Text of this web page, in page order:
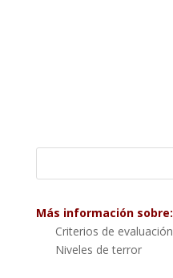
Más información sobre:
Criterios de evaluación
Niveles de terror